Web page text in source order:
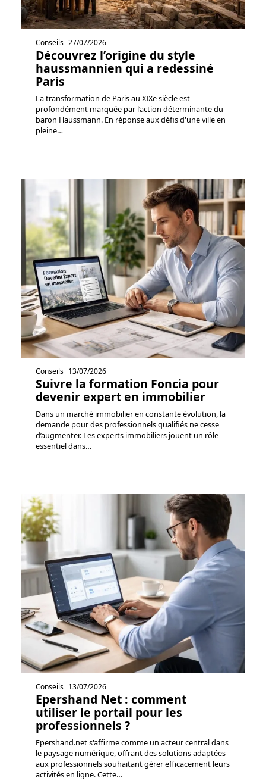
Conseils 27/07/2026
Découvrez l’origine du style
haussmannien qui a redessiné
Paris
La transformation de Paris au XIXe siècle est
profondément marquée par l’action déterminante du
baron Haussmann. En réponse aux défis d'une ville en
pleine…
Conseils 13/07/2026
Suivre la formation Foncia pour
devenir expert en immobilier
Dans un marché immobilier en constante évolution, la
demande pour des professionnels qualifiés ne cesse
d’augmenter. Les experts immobiliers jouent un rôle
essentiel dans…
Conseils 13/07/2026
Epershand Net : comment
utiliser le portail pour les
professionnels ?
Epershand.net s'affirme comme un acteur central dans
le paysage numérique, offrant des solutions adaptées
aux professionnels souhaitant gérer efficacement leurs
activités en ligne. Cette…